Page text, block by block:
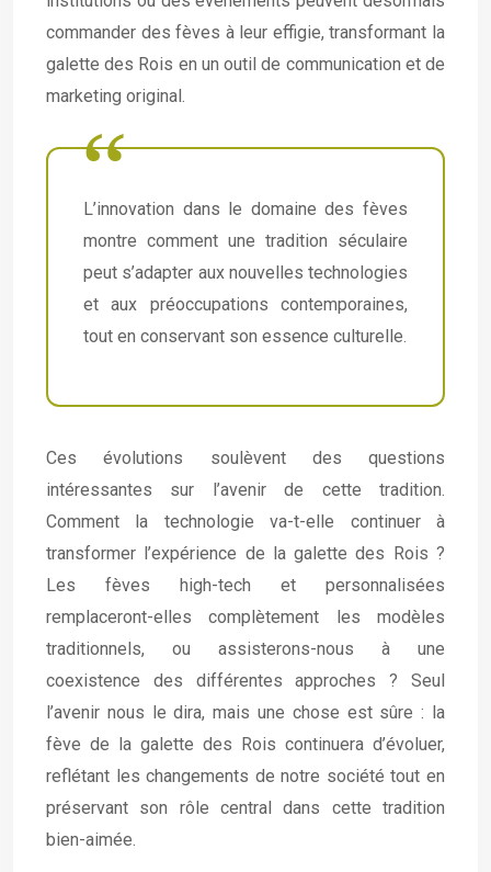
commander des fèves à leur effigie, transformant la
galette des Rois en un outil de communication et de
marketing original.
L’innovation dans le domaine des fèves
montre comment une tradition séculaire
peut s’adapter aux nouvelles technologies
et aux préoccupations contemporaines,
tout en conservant son essence culturelle.
Ces évolutions soulèvent des questions
intéressantes sur l’avenir de cette tradition.
Comment la technologie va-t-elle continuer à
transformer l’expérience de la galette des Rois ?
Les fèves high-tech et personnalisées
remplaceront-elles complètement les modèles
traditionnels, ou assisterons-nous à une
coexistence des différentes approches ? Seul
l’avenir nous le dira, mais une chose est sûre : la
fève de la galette des Rois continuera d’évoluer,
reflétant les changements de notre société tout en
préservant son rôle central dans cette tradition
bien-aimée.